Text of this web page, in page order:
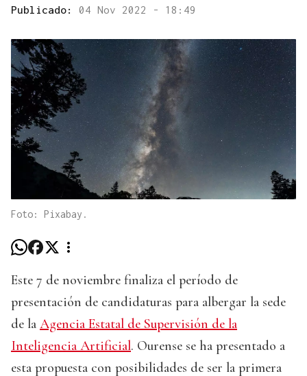
Publicado: 04 Nov 2022 - 18:49
Foto: Pixabay.
Este 7 de noviembre finaliza el período de
presentación de candidaturas para albergar la sede
de la Agencia Estatal de Supervisión de la
Inteligencia Artificial. Ourense se ha presentado a
esta propuesta con posibilidades de ser la primera